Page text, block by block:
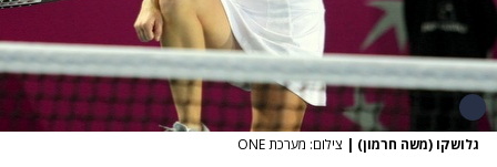
גלושקו (משה חרמון) | צילום: מערכת ONE